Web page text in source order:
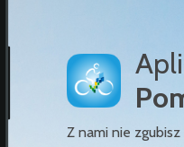
Z nami nie